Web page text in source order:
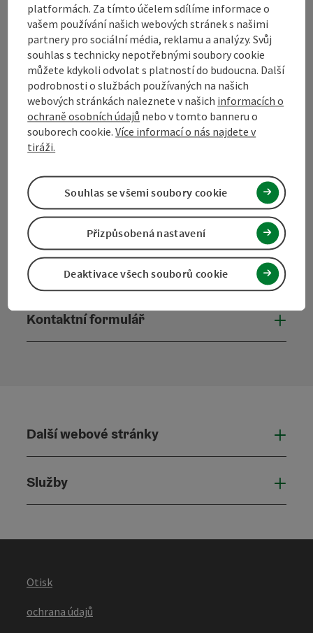
Turistické sdružení Mühlviertel
Hauptplatz 19
4190 Bad Leonfelden
+43 50 7263 100
FacebookInstagramPinterestLinkedIn
Kontaktní formulář
Další webové stránky
Služby
Otisk
ochrana údajů
platformách. Za tímto účelem sdílíme informace o
vašem používání našich webových stránek s našimi
partnery pro sociální média, reklamu a analýzy. Svůj
souhlas s technicky nepotřebnými soubory cookie
můžete kdykoli odvolat s platností do budoucna. Další
podrobnosti o službách používaných na našich
webových stránkách naleznete v našich informacích o
ochraně osobních údajů nebo v tomto banneru o
souborech cookie.Více informací o nás najdete v
tiráži.
Deaktivace všech souborů cookie
Přizpůsobená nastavení
Souhlas se všemi soubory cookie